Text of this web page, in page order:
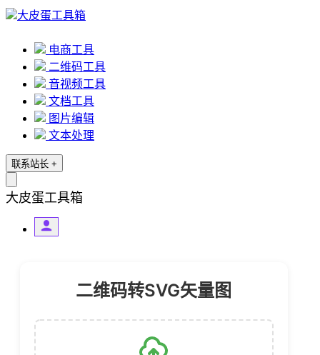
大皮蛋工具箱
电商工具
二维码工具
音视频工具
文档工具
图片编辑
文本处理
联系站长 +
大皮蛋工具箱
二维码转SVG矢量图